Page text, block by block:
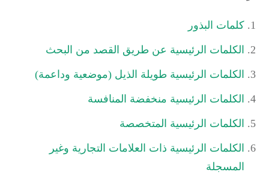
كلمات البذور
الكلمات الرئيسية عن طريق القصد من البحث
الكلمات الرئيسية طويلة الذيل (موضعية وداعمة)
الكلمات الرئيسية منخفضة المنافسة
الكلمات الرئيسية المتخصصة
الكلمات الرئيسية ذات العلامات التجارية وغير
المسجلة